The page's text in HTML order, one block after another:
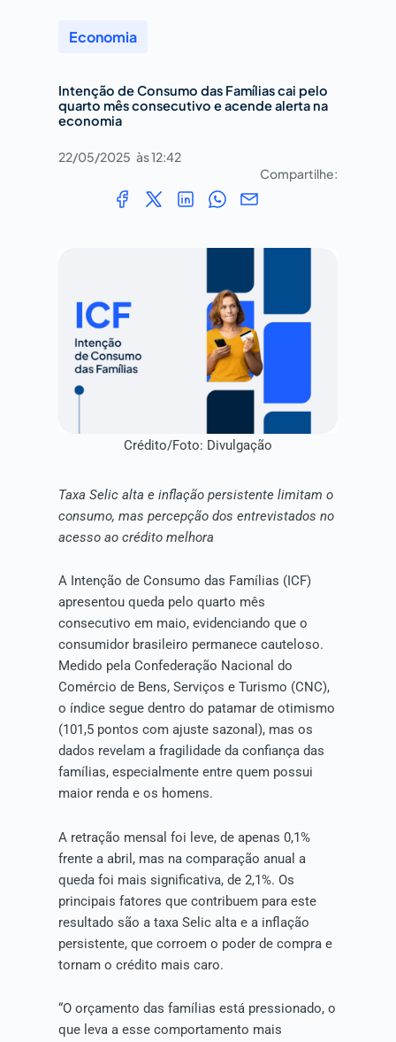
Economia
Intenção de Consumo das Famílias cai pelo
quarto mês consecutivo e acende alerta na
economia
22/05/2025 às12:42
Compartilhe:
Crédito/Foto: Divulgação
Taxa Selic alta e inflação persistente limitam o
consumo, mas percepção dos entrevistados no
acesso ao crédito melhora
A Intenção de Consumo das Famílias (ICF)
apresentou queda pelo quarto mês
consecutivo em maio, evidenciando que o
consumidor brasileiro permanece cauteloso.
Medido pela Confederação Nacional do
Comércio de Bens, Serviços e Turismo (CNC),
o índice segue dentro do patamar de otimismo
(101,5 pontos com ajuste sazonal), mas os
dados revelam a fragilidade da confiança das
famílias, especialmente entre quem possui
maior renda e os homens.
A retração mensal foi leve, de apenas 0,1%
frente a abril, mas na comparação anual a
queda foi mais significativa, de 2,1%. Os
principais fatores que contribuem para este
resultado são a taxa Selic alta e a inflação
persistente, que corroem o poder de compra e
tornam o crédito mais caro.
“O orçamento das famílias está pressionado, o
que leva a esse comportamento mais